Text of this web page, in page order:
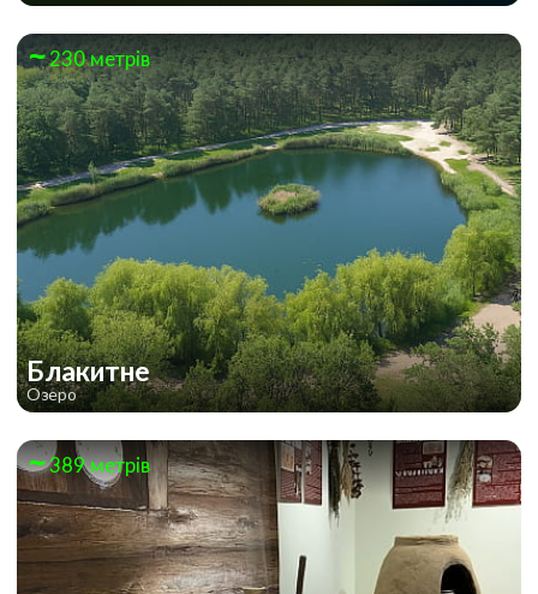
230 метрів
Блакитне
Озеро
389 метрів